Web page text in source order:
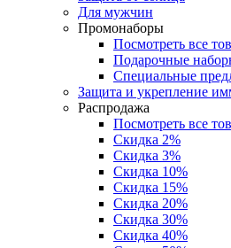
Для мужчин
Промонаборы
Посмотреть все
Подарочные
Специальные
Защита и укрепление
Распродажа
Посмотреть все
Скидка 2%
Скидка 3%
Скидка 10%
Скидка 15%
Скидка 20%
Скидка 30%
Скидка 40%